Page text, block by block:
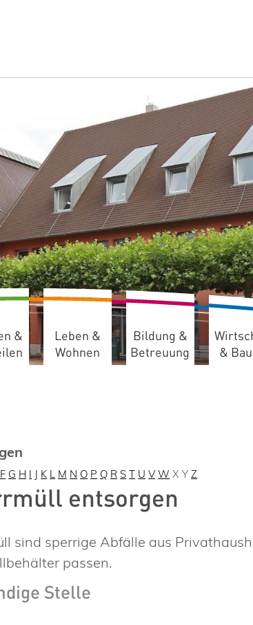
&
Leben &
Wohnen
Bildung &
Betreuung
&
F G H I J K L M N O P Q R S T U V W X Y Z
entsorgen
sind sperrige Abfälle aus
passen.
Stelle